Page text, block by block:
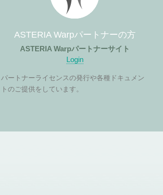
ASTERIA Warpパートナーの方
ASTERIA Warpパートナーサイト
Login
パートナーライセンスの発行や各種ドキュメン
トのご提供をしています。